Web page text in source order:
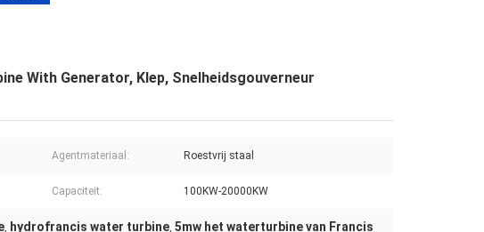
With Generator, Klep, Snelheidsgouverneur
Agentmateriaal: Roestvrij staal
Capaciteit: 100KW-20000KW
, hydrofrancis water turbine, 5mw het waterturbine van Francis